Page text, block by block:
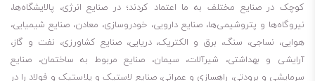
چهارزمانه مناسب است. در ادامه به بررسی ویژگی‌ها، مزایا و نکات مهم در
خرید و فروش این محصول می‌پردازیم.
یکی از مزایا بهران توربو لاین 25W-50 به کاهش مصرف سوخت کمک
می‌کند. این روغن موتور دیزلی با ویژگی‌های خاص خود، از جمله **کاهش
کوچک در صنایع مختلف به ما اعتماد کردند؛ در صنایع انرژی، پالایشگاه‌ها،
نیروگاه‌ها و پتروشیمی‌ها، صنایع دارویی، خودروسازی، معادن، صنایع شیمیایی،
هوایی، نساجی، سنگ، برق و الکتریک، دریایی، صنایع کشاورزی، نفت و گاز،
آرایشی و بهداشتی، شیرآلات، سیمان، صنایع مربوط به ساختمان، صنایع
سرمایشی و برودتی، راهسازی و عمرانی، صنایع لاستیک و پلاستیک و فولاد را در